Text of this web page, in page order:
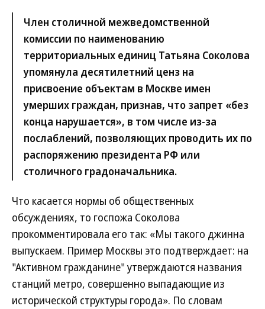
Член столичной межведомственной
комиссии по наименованию
территориальных единиц Татьяна Соколова
упомянула десятилетний ценз на
присвоение объектам в Москве имен
умерших граждан, признав, что запрет «без
конца нарушается», в том числе из-за
послаблений, позволяющих проводить их по
распоряжению президента РФ или
столичного градоначальника.
Что касается нормы об общественных
обсуждениях, то госпожа Соколова
прокомментировала его так: «Мы такого джинна
выпускаем. Пример Москвы это подтверждает: на
"Активном гражданине" утверждаются названия
станций метро, совершенно выпадающие из
исторической структуры города». По словам